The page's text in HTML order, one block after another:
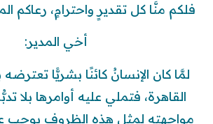
فلكم منَّا كل تقديرٍ واحترامٍ، رعاكم
أخي المدير:
لمَّا كان الإنسانُ كائنًا بشريًّا
القاهرة، فتملي عليه أوامرها بلا
مواجهته لمثل هذه الظروف يوجب